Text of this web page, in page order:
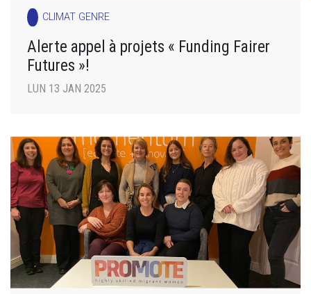
CLIMAT GENRE
Alerte appel à projets « Funding Fairer
Futures »!
LUN 13 JAN 2025